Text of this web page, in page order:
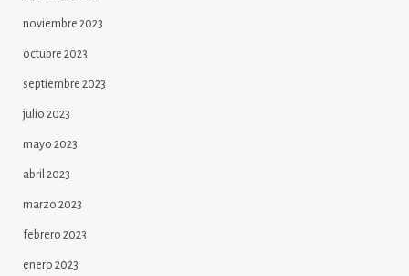
noviembre 2023
octubre 2023
septiembre 2023
julio 2023
mayo 2023
abril 2023
marzo 2023
febrero 2023
enero 2023